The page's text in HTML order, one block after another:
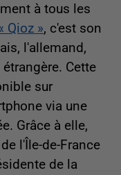
à tous les
Qioz », c'est son
l'allemand,
Cette
sur
via une
Grâce à elle,
l'Île-de-France
de la